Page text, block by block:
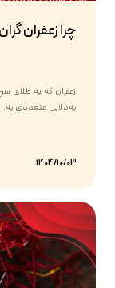
چرا زعفران
زعفران که به طلای
به‌دلایل متعددی به...
1404/10/03